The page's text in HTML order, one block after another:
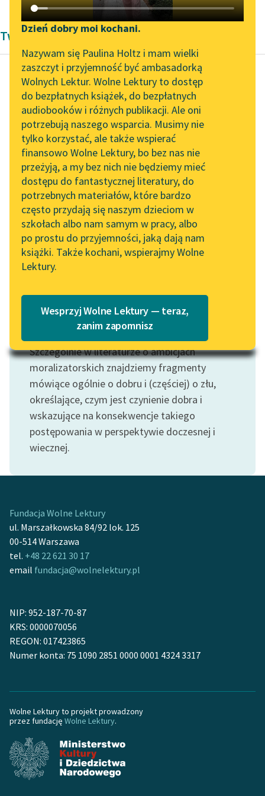
Katalog DAISY
Podkasty o książkach
Zgłoś brak utworu
Aktualności
Spotkanie z Katarzyną
Tunkiel w Oslo
Wolne Lektury na 32.
Pol’and’Rock Festivalu
„Kochanek Lady
Chatterley” do słuchania
na Wolnych Lekturach
Nowy audiobook –
„Marzenie o Oriencie”
Sophie Elkan
Kolekcja Nadwyraz.com x
Wolne Lektury – idealna na
Lektury szkolne i klasyka
literatury do słuchania dla
uczennic i uczniów z
niepełnosprawnościami
E-kolekcja lektur
szkolnych i literatury do
słuchania dla uczennic i
niepełnosprawnościami
Popularyzacja
skandynawskiej literatury
feministycznej
Ręce pełne poezji
do domeny publicznej,
lektur szkolnych oraz
Starego Testamentu
Szkoła Poezji Wolnych
Lektur
Narzędzia
Mapa Wolnych Lektur
Leśmianator
Przewodnik dla piszących i
czytających
API
OAI-PMH
Widget Wolnych Lektur
Przypisy
Katalog w formacie PDF
Kontakt
O projekcie
Dzień dobry moi kochani.
Nazywam się Paulina Holtz i mam wielki
zaszczyt i przyjemność być ambasadorką
Wolnych Lektur. Wolne Lektury to dostęp
do bezpłatnych książek, do bezpłatnych
audiobooków i różnych publikacji. Ale oni
potrzebują naszego wsparcia. Musimy nie
tylko korzystać, ale także wspierać
finansowo Wolne Lektury, bo bez nas nie
przeżyją, a my bez nich nie będziemy mieć
dostępu do fantastycznej literatury, do
potrzebnych materiałów, które bardzo
często przydają się naszym dzieciom w
szkołach albo nam samym w pracy, albo
po prostu do przyjemności, jaką dają nam
książki. Także kochani, wspierajmy Wolne
Lektury.
Wesprzyj Wolne Lektury — teraz,
zanim zapomnisz
Twórczość Zygmunta Kaczkowskiego
Zygmunt Kaczkowski
Murdelio
Czytaj więcej
Motyw: Dobro
Szczególnie w literaturze o ambicjach
moralizatorskich znajdziemy fragmenty
mówiące ogólnie o dobru i (częściej) o złu,
określające, czym jest czynienie dobra i
wskazujące na konsekwencje takiego
postępowania w perspektywie doczesnej i
wiecznej.
Fundacja Wolne Lektury
ul. Marszałkowska 84/92 lok. 125
00-514 Warszawa
tel. +48 22 621 30 17
email fundacja@wolnelektury.pl
NIP: 952-187-70-87
KRS: 0000070056
REGON: 017423865
Numer konta: 75 1090 2851 0000 0001 4324 3317
Wolne Lektury to projekt prowadzony
przez fundację Wolne Lektury.